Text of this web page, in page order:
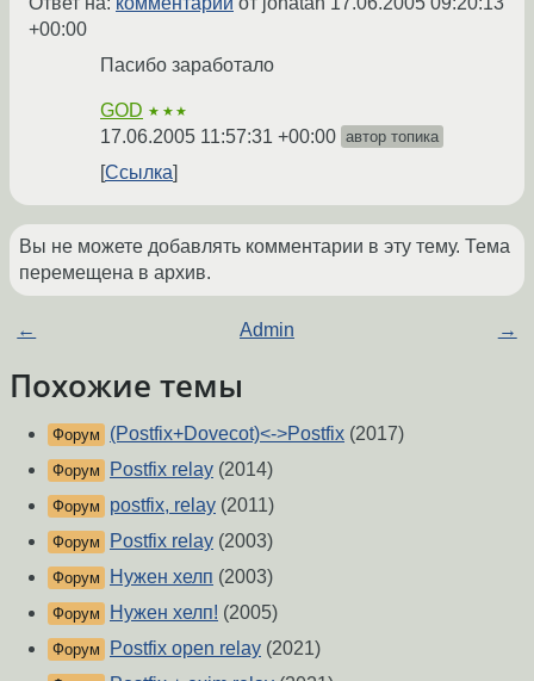
+00:00
Пасибо заработало
GOD ★★★
17.06.2005 11:57:31 +00:00 автор топика
Ссылка
Вы не можете добавлять комментарии в эту тему. Тема
перемещена в архив.
← Admin →
Похожие темы
Форум (Postfix+Dovecot)<->Postfix (2017)
Форум Postfix relay (2014)
Форум postfix, relay (2011)
Форум Postfix relay (2003)
Форум Нужен хелп (2003)
Форум Нужен хелп! (2005)
Форум Postfix open relay (2021)